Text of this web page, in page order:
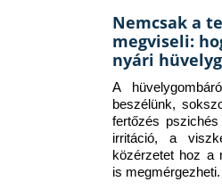
Nemcsak a
megviseli:
nyári
A
beszélünk,
fertőzés
irritáció, a
közérzetet hoz a
is megmérgezheti.